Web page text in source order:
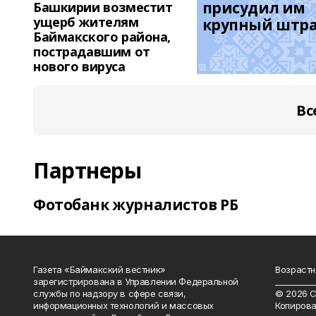
Башкирии возместит
ущерб жителям
Баймакского района,
пострадавшим от
нового вируса
присудил им
крупный
Партнеры
Фотобанк журналистов РБ
Газета «Баймакский вестник»
зарегистрирована в Управлении Федеральной
службы по надзору в сфере связи,
информационных технологий и массовых
© 2026